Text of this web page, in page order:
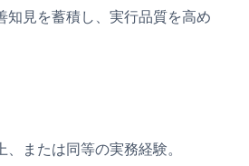
知見を蓄積し、実行品質を高め
または同等の実務経験。